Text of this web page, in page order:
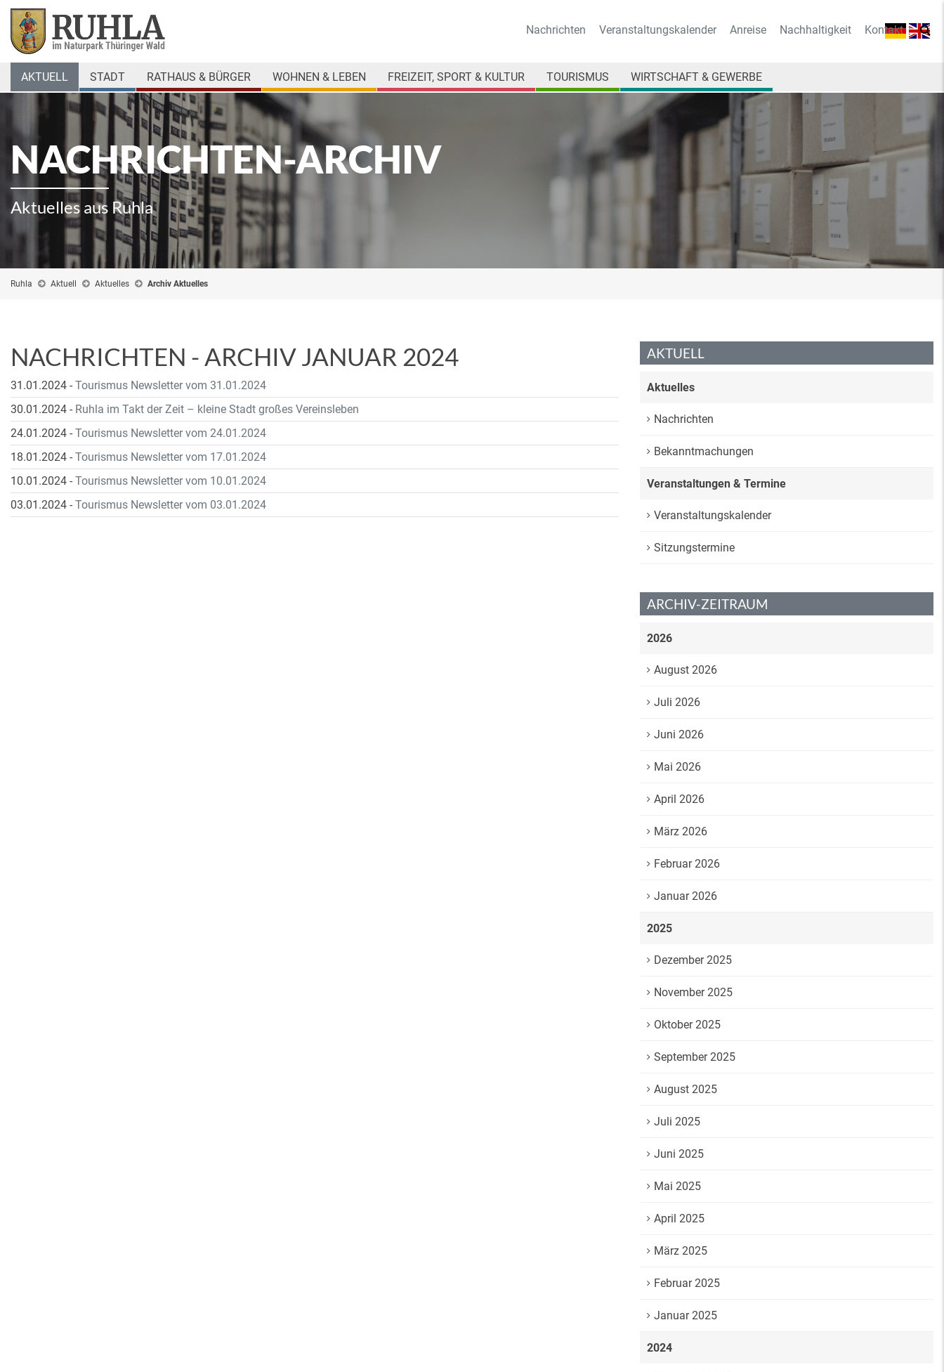
Nachrichten Veranstaltungskalender Anreise Nachhaltigkeit Kontakt
AKTUELL STADT RATHAUS & BÜRGER WOHNEN & LEBEN FREIZEIT, SPORT & KULTUR TOURISMUS WIRTSCHAFT & GEWERBE
NACHRICHTEN-ARCHIV
Aktuelles aus Ruhla
Ruhla Aktuell Aktuelles Archiv Aktuelles
NACHRICHTEN - ARCHIV JANUAR 2024
31.01.2024 - Tourismus Newsletter vom 31.01.2024
30.01.2024 - Ruhla im Takt der Zeit – kleine Stadt großes Vereinsleben
24.01.2024 - Tourismus Newsletter vom 24.01.2024
18.01.2024 - Tourismus Newsletter vom 17.01.2024
10.01.2024 - Tourismus Newsletter vom 10.01.2024
03.01.2024 - Tourismus Newsletter vom 03.01.2024
AKTUELL
Aktuelles
Nachrichten
Bekanntmachungen
Veranstaltungen & Termine
Veranstaltungskalender
Sitzungstermine
ARCHIV-ZEITRAUM
2026
August 2026
Juli 2026
Juni 2026
Mai 2026
April 2026
März 2026
Februar 2026
Januar 2026
2025
Dezember 2025
November 2025
Oktober 2025
September 2025
August 2025
Juli 2025
Juni 2025
Mai 2025
April 2025
März 2025
Februar 2025
Januar 2025
2024